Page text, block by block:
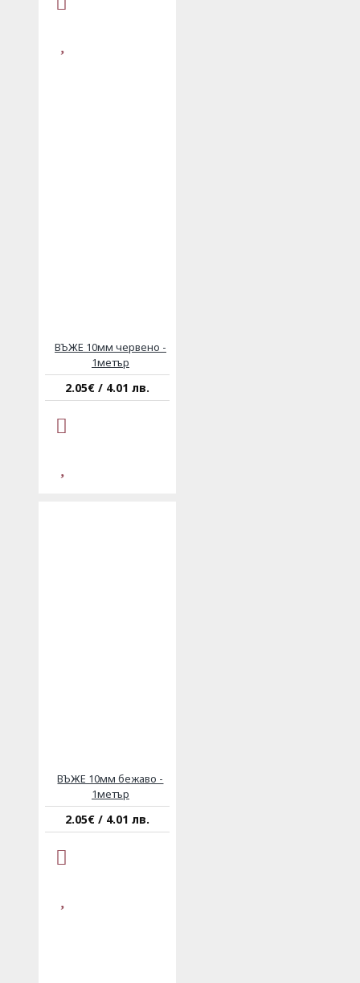
ВЪЖЕ 10мм червено -
1метър
2.05€ / 4.01 лв.
ВЪЖЕ 10мм бежаво -
1метър
2.05€ / 4.01 лв.